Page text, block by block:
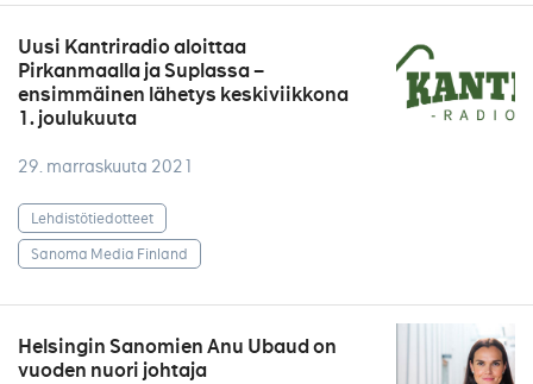
Uusi Kantriradio aloittaa
Pirkanmaalla ja Suplassa –
ensimmäinen lähetys keskiviikkona
1. joulukuuta
29. marraskuuta 2021
Lehdistötiedotteet
Sanoma Media Finland
Helsingin Sanomien Anu Ubaud on
vuoden nuori johtaja